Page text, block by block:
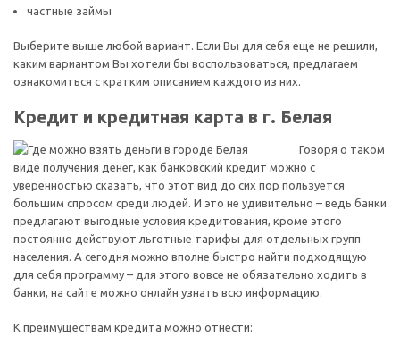
частные займы
Выберите выше любой вариант. Если Вы для себя еще не решили,
каким вариантом Вы хотели бы воспользоваться, предлагаем
ознакомиться с кратким описанием каждого из них.
Кредит и кредитная карта в г. Белая
Говоря о таком
виде получения денег, как банковский кредит можно с
уверенностью сказать, что этот вид до сих пор пользуется
большим спросом среди людей. И это не удивительно – ведь банки
предлагают выгодные условия кредитования, кроме этого
постоянно действуют льготные тарифы для отдельных групп
населения. А сегодня можно вполне быстро найти подходящую
для себя программу – для этого вовсе не обязательно ходить в
банки, на сайте можно онлайн узнать всю информацию.
К преимуществам кредита можно отнести: